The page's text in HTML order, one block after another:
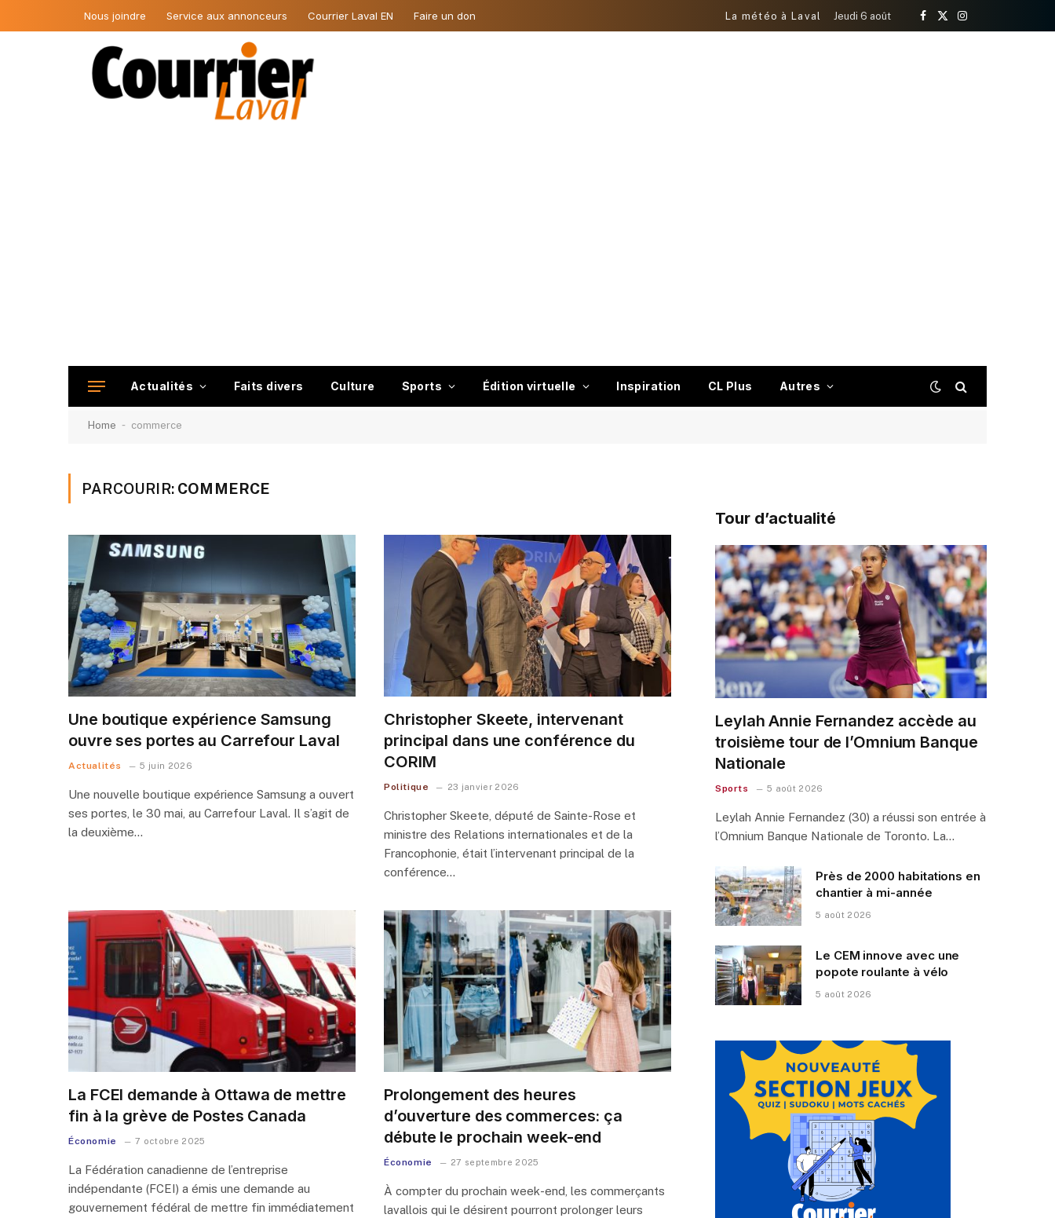
Nous joindre Service aux annonceurs Courrier Laval EN Faire un don La météo à Laval Jeudi 6 août
Facebook
X
Instagram
Actualités Faits divers Culture Sports Édition virtuelle Inspiration CL Plus Autres
Home - commerce
PARCOURIR: COMMERCE
Une boutique expérience Samsung
ouvre ses portes au Carrefour Laval
Actualités 5 juin 2026
Une nouvelle boutique expérience Samsung a ouvert
ses portes, le 30 mai, au Carrefour Laval. Il s’agit de
la deuxième…
Christopher Skeete, intervenant
principal dans une conférence du
CORIM
Politique 23 janvier 2026
Christopher Skeete, député de Sainte-Rose et
ministre des Relations internationales et de la
Francophonie, était l’intervenant principal de la
conférence…
La FCEI demande à Ottawa de mettre
fin à la grève de Postes Canada
Économie 7 octobre 2025
La Fédération canadienne de l’entreprise
indépendante (FCEI) a émis une demande au
gouvernement fédéral de mettre fin immédiatement
Prolongement des heures
d’ouverture des commerces: ça
débute le prochain week-end
Économie 27 septembre 2025
À compter du prochain week-end, les commerçants
lavallois qui le désirent pourront prolonger leurs
Tour d’actualité
Leylah Annie Fernandez accède au
troisième tour de l’Omnium Banque
Nationale
Sports 5 août 2026
Leylah Annie Fernandez (30) a réussi son entrée à
l’Omnium Banque Nationale de Toronto. La…
Près de 2000 habitations en
chantier à mi-année
5 août 2026
Le CEM innove avec une
popote roulante à vélo
5 août 2026